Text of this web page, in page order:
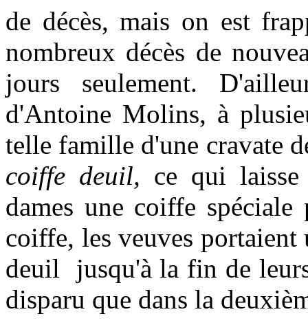
de décès, mais on est
nombreux décès de
jours seulement.
d'Antoine Molins, à
telle famille d'une cravate
coiffe deuil, ce qui
dames une coiffe
coiffe, les veuves
deuil jusqu'à la fin de
disparu que dans la